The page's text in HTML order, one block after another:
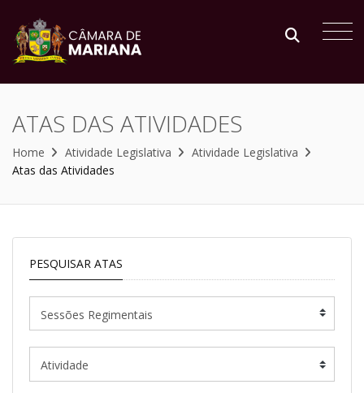
ATAS DAS ATIVIDADES
Home Atividade Legislativa
Atividade Legislativa
Atas das Atividades
PESQUISAR ATAS